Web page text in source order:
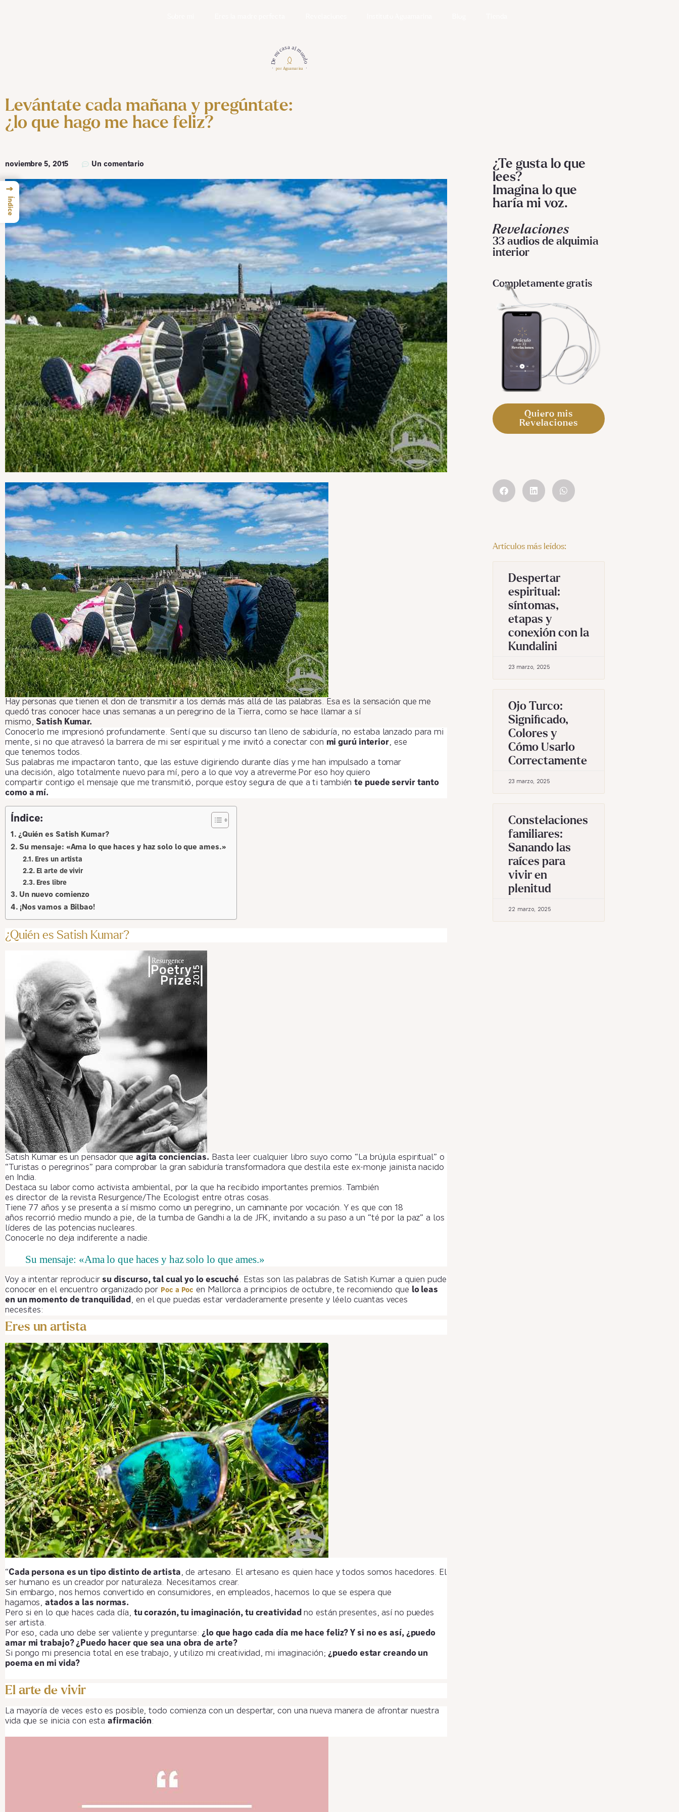
Levántate cada mañana y pregúntate:
¿lo que hago me hace feliz?
noviembre 5, 2015 Un comentario
Hay personas que tienen el don de transmitir a los demás más allá de las palabras. Esa es la sensación que me
quedó tras conocer hace unas semanas a un peregrino de la Tierra, como se hace llamar a sí
mismo, Satish Kumar.
Conocerlo me impresionó profundamente. Sentí que su discurso tan lleno de sabiduría, no estaba lanzado para mi
mente, si no que atravesó la barrera de mi ser espiritual y me invitó a conectar con mi gurú interior, ese
que tenemos todos.
Sus palabras me impactaron tanto, que las estuve digiriendo durante días y me han impulsado a tomar
una decisión, algo totalmente nuevo para mí, pero a lo que voy a atreverme.Por eso hoy quiero
compartir contigo el mensaje que me transmitió, porque estoy segura de que a ti tambiénte puede servir tanto
como a mí.
Índice:
¿Quién es Satish Kumar?
Su mensaje: «Ama lo que haces y haz solo lo que ames.»
Eres un artista
El arte de vivir
Eres libre
Un nuevo comienzo
¡Nos vamos a Bilbao!
¿Quién es Satish Kumar?
Satish Kumar es un pensador que agita conciencias. Basta leer cualquier libro suyo como “La brújula espiritual” o
“Turistas o peregrinos” para comprobar la gran sabiduría transformadora que destila este ex-monje jainista nacido
en India.
Destaca su labor como activista ambiental, por la que ha recibido importantes premios. También
es director de la revista Resurgence/The Ecologist entre otras cosas.
Tiene 77 años y se presenta a sí mismo como un peregrino, un caminante por vocación. Y es que con 18
años recorrió medio mundo a pie, de la tumba de Gandhi a la de JFK, invitando a su paso a un “té por la paz” a los
líderes de las potencias nucleares.
Conocerle no deja indiferente a nadie.
Su mensaje: «Ama lo que haces y haz solo lo que ames.»
Voy a intentar reproducirsu discurso, tal cual yo lo escuché. Estas son las palabras de Satish Kumar a quien pude
conocer en el encuentro organizado por Poc a Poc en Mallorca a principios de octubre, te recomiendo que lo leas
en un momento de tranquilidad, en el que puedas estar verdaderamente presente y léelo cuantas veces
necesites:
Eres un artista
“Cada persona es un tipo distinto de artista, de artesano. El artesano es quien hace y todos somos hacedores. El
ser humano es un creador por naturaleza. Necesitamos crear.
Sin embargo, nos hemos convertido en consumidores, en empleados, hacemos lo que se espera que
hagamos,atados a las normas.
Pero si en lo que haces cada día, tu corazón, tu imaginación, tu creatividad no están presentes, así no puedes
ser artista.
Por eso, cada uno debe ser valiente y preguntarse: ¿lo que hago cada día me hace feliz? Y si no es así, ¿puedo
amar mi trabajo? ¿Puedo hacer que sea una obra de arte?
Si pongo mi presencia total en ese trabajo, y utilizo mi creatividad, mi imaginación;¿puedo estar creando un
poema en mi vida?
El arte de vivir
La mayoría de veces esto es posible, todo comienza con un despertar, con una nueva manera de afrontar nuestra
vida que se inicia con estaafirmación:
¿Te gusta lo que
lees?
Imagina lo que
haría mi voz.
Revelaciones
33 audios de alquimia
interior
Completamente gratis
Quiero mis
Revelaciones
Artículos más leídos:
Despertar
espiritual:
síntomas,
etapas y
conexión con la
Kundalini
23 marzo, 2025
Ojo Turco:
Significado,
Colores y
Cómo Usarlo
Correctamente
23 marzo, 2025
Constelaciones
familiares:
Sanando las
raíces para
vivir en
plenitud
22 marzo, 2025
→
Índice